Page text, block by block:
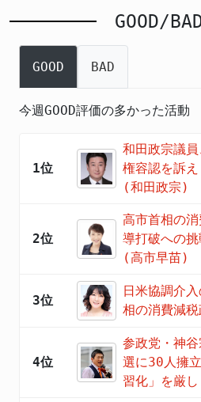
GOOD/
GOOD BAD
今週GOOD評価の多かった活動
1位
和田政宗議
権容認を訴
(和田政宗)
2位
高市首相の
導打破への
(高市早苗)
3位
日米協調介
相の消費減
4位
参政党・神
選に30人擁
習化」を厳